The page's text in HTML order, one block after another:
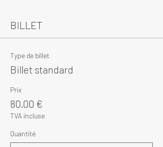
BILLET
Type de billet
Billet standard
Prix
80,00 €
TVA incluse
Quantité